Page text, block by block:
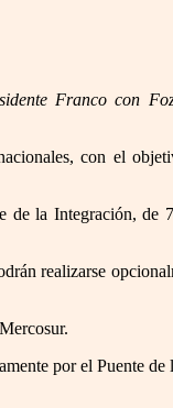
Franco con
con el
de la Integración, de
realizarse
por el Puente de